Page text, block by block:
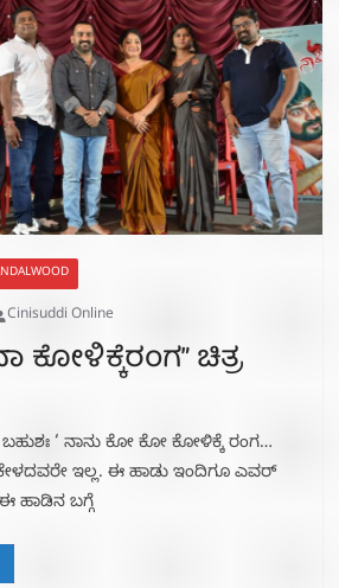
Cinisuddi Online
ಕೋಳಿಕ್ಕೆರಂಗ” ಚಿತ್ರ
‘ ನಾನು‌ ಕೋ ಕೋ ಕೋಳಿಕ್ಕೆ ರಂಗ…
ಇಲ್ಲ. ಈ ಹಾಡು ಇಂದಿಗೂ ಎವರ್
ಈ ಹಾಡಿನ ಬಗ್ಗೆ